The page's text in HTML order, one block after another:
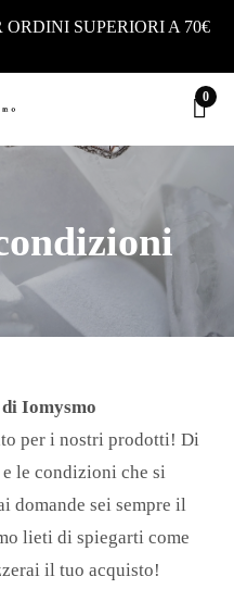
SUPERIORI A 70€
0
Iomysmo
per i nostri prodotti! Di
le condizioni che si
domande sei sempre il
lieti di spiegarti come
il tuo acquisto!